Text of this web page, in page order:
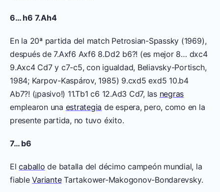
6… h6 7.Ah4
En la 20ª partida del match Petrosian-Spassky (1969),
después de 7.Axf6 Axf6 8.Dd2 b6?! (es mejor 8… dxc4
9.Axc4 Cd7 y c7-c5, con igualdad, Beliavsky-Portisch,
1984; Karpov-Kaspárov, 1985) 9.cxd5 exd5 10.b4
Ab7?! (¡pasivo!) 11.Tb1 c6 12.Ad3 Cd7, las negras
emplearon una estrategia de espera, pero, como en la
presente partida, no tuvo éxito.
7… b6
Elcaballo de batalla del décimo campeón mundial, la
fiableVarianteTartakower-Makogonov-Bondarevsky.